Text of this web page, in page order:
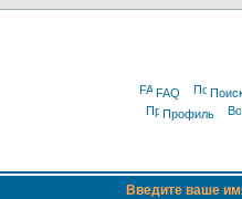
FAQ
Профиль
Введите ваше